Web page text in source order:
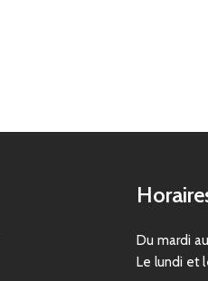
Du mardi
Le lundi et